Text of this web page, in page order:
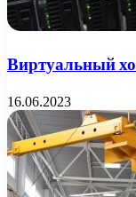
Виртуальный
16.06.2023